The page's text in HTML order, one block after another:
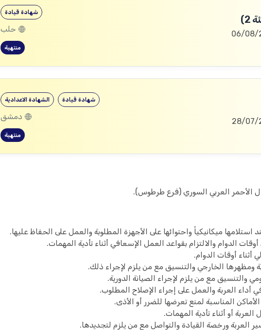
شهادة قيادة
حلب
منتهية
الشهادة الاعدادية شهادة قيادة
دمشق
منتهية
الأحمر العربي السوري (فرع طرطوس).
استلامها ميكانيكياً واحتوائها على الأجهزة المطلوبة والعمل على الحفاظ عليها.
الدوام والالتزام بقواعد العمل الإسعافي أثناء تأدية المهمات.
أثناء أوقات الدوام.
ومظهرها الخارجي والتنسيق مع من يلزم لإجراء ذلك.
والتنسيق مع من يلزم لإجراء الصيانة الدورية.
أداء العربة والعمل على إجراء الإصلاح المطلوب.
المناسبة لمنع تعرضها للضرر أو الأذى.
أو أثناء تأدية المهمات.
العربة ورخصة القيادة والتواصل مع من يلزم لتجديدها.